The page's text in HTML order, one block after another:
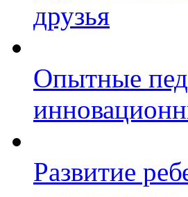
друзья
Опытные
Развитие